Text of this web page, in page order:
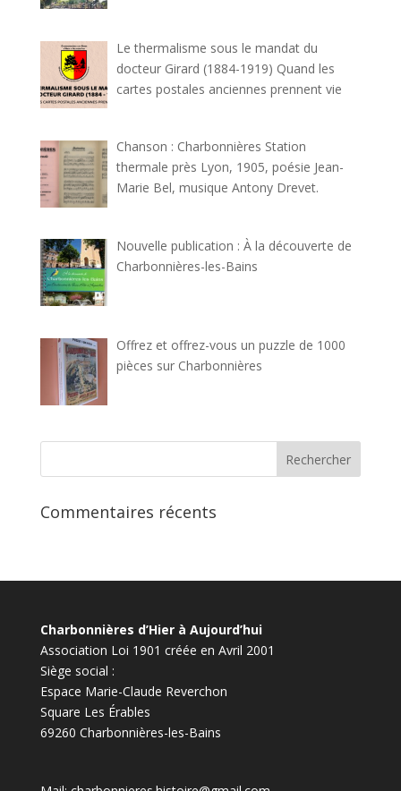
Le thermalisme sous le mandat du
docteur Girard (1884-1919) Quand les
cartes postales anciennes prennent vie
Chanson : Charbonnières Station
thermale près Lyon, 1905, poésie Jean-
Marie Bel, musique Antony Drevet.
Nouvelle publication : À la découverte de
Charbonnières-les-Bains
Offrez et offrez-vous un puzzle de 1000
pièces sur Charbonnières
Commentaires récents
Charbonnières d’Hier à Aujourd’hui
Association Loi 1901 créée en Avril 2001
Siège social :
Espace Marie-Claude Reverchon
Square Les Érables
69260 Charbonnières-les-Bains